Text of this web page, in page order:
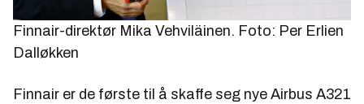
Finnair-direktør Mika Vehviläinen. Foto: Per Erlien
Dalløkken
Finnair er de første til å skaffe seg nye Airbus A321